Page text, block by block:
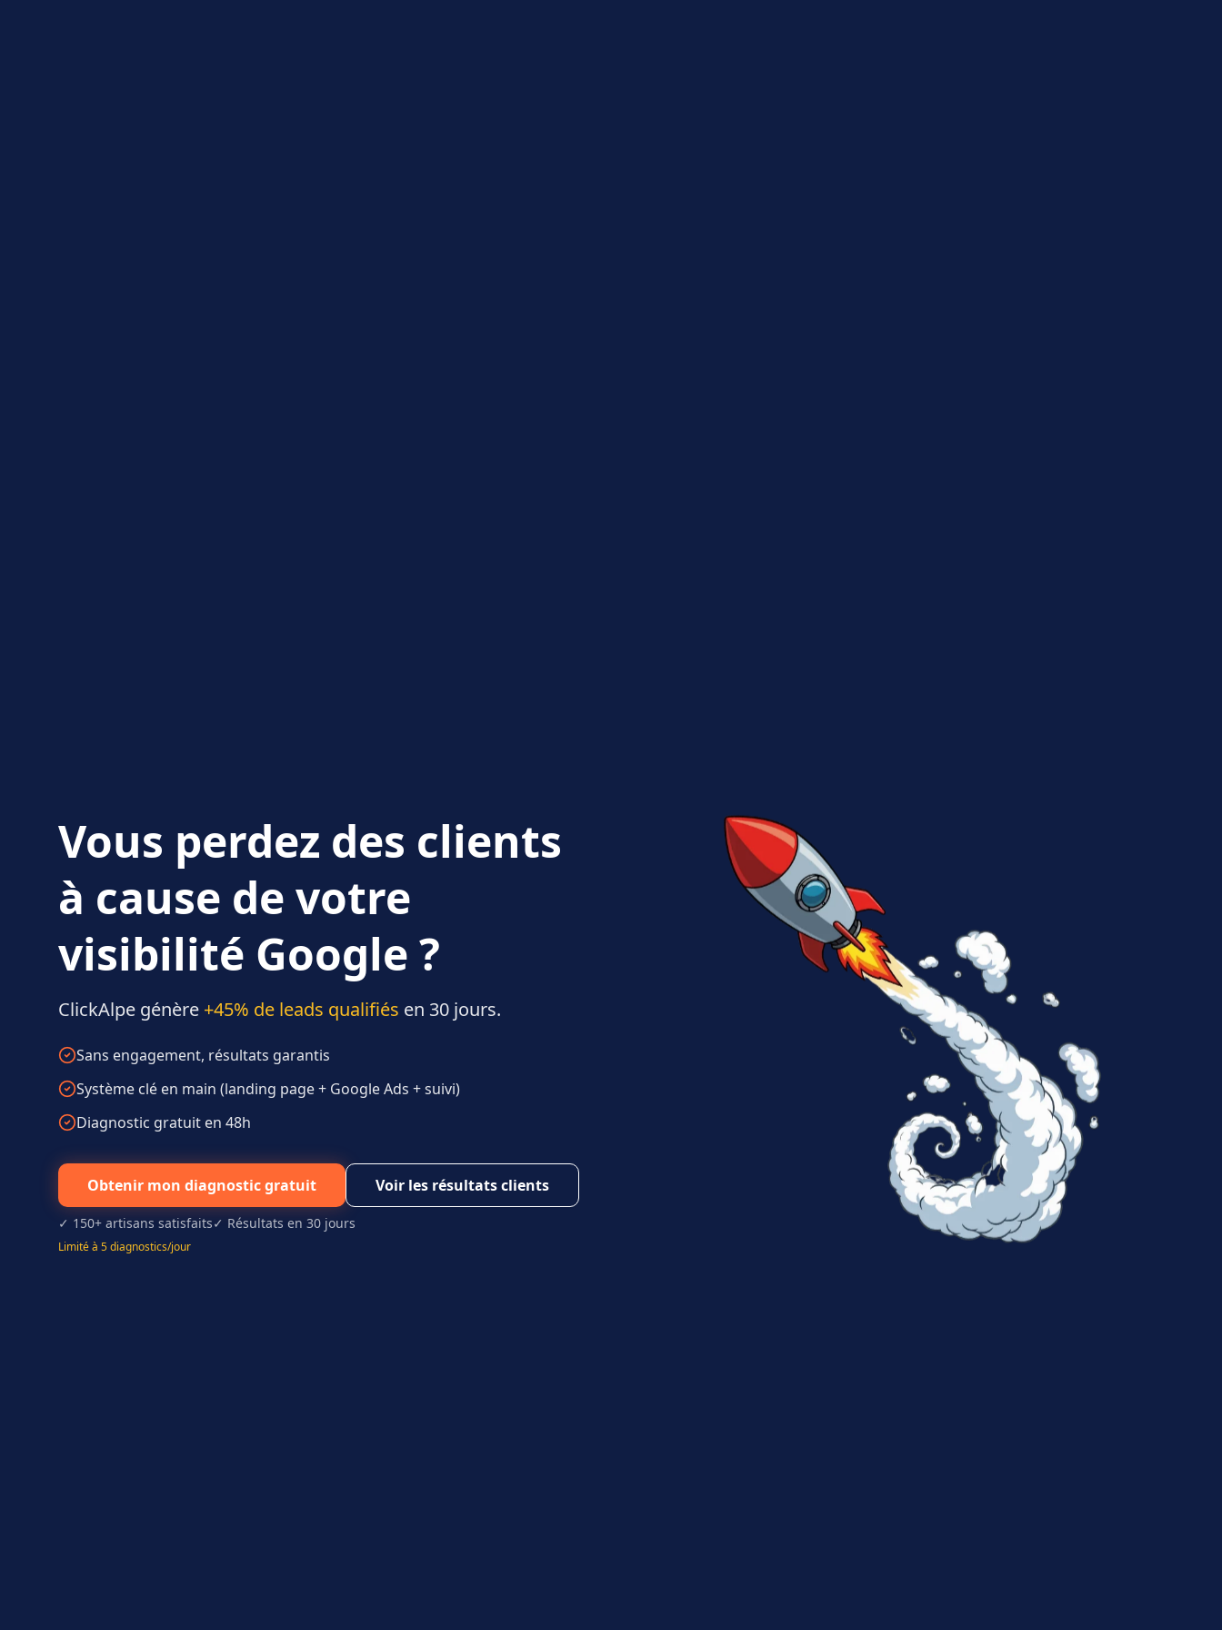
Vous perdez des clients
à cause de votre
visibilité Google ?
ClickAlpe génère +45% de leads qualifiés en 30 jours.
Sans engagement, résultats garantis
Système clé en main (landing page + Google Ads + suivi)
Diagnostic gratuit en 48h
Obtenir mon diagnostic gratuit Voir les résultats clients
✓ 150+ artisans satisfaits✓ Résultats en 30 jours
Limité à 5 diagnostics/jour